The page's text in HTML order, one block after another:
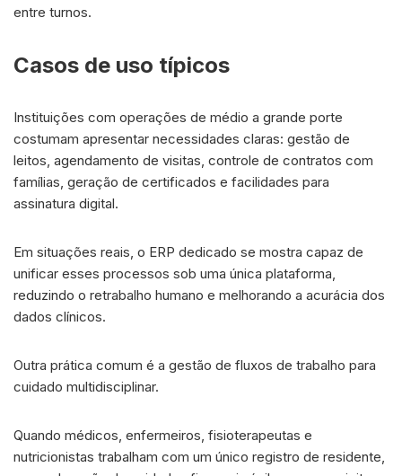
entre turnos.
Casos de uso típicos
Instituições com operações de médio a grande porte
costumam apresentar necessidades claras: gestão de
leitos, agendamento de visitas, controle de contratos com
famílias, geração de certificados e facilidades para
assinatura digital.
Em situações reais, o ERP dedicado se mostra capaz de
unificar esses processos sob uma única plataforma,
reduzindo o retrabalho humano e melhorando a acurácia dos
dados clínicos.
Outra prática comum é a gestão de fluxos de trabalho para
cuidado multidisciplinar.
Quando médicos, enfermeiros, fisioterapeutas e
nutricionistas trabalham com um único registro de residente,